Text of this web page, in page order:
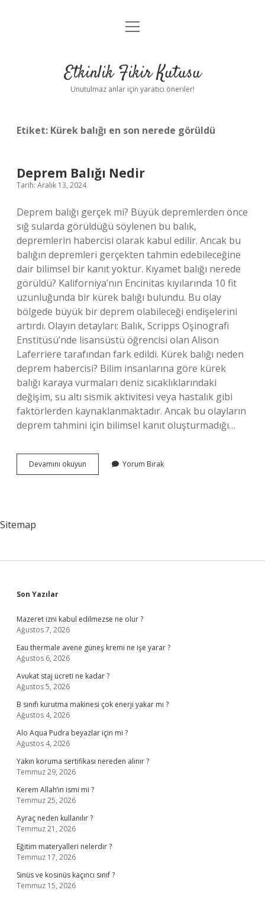
Anasayfa
Yasal Uyarı
menüyü
Etkinlik Fikir Kutusu
Unutulmaz anlar için yaratıcı öneriler!
Etiket: Kürek balığı en son nerede görüldü
Deprem Balığı Nedir
Tarih: Aralık 13, 2024
Deprem balığı gerçek mi? Büyük depremlerden önce
sığ sularda görüldüğü söylenen bu balık,
depremlerin habercisi olarak kabul edilir. Ancak bu
balığın depremleri gerçekten tahmin edebileceğine
dair bilimsel bir kanıt yoktur. Kıyamet balığı nerede
görüldü? Kaliforniya’nın Encinitas kıyılarında 10 fit
uzunluğunda bir kürek balığı bulundu. Bu olay
bölgede büyük bir deprem olabileceği endişelerini
artırdı. Olayın detayları: Balık, Scripps Oşinografi
Enstitüsü’nde lisansüstü öğrencisi olan Alison
Laferriere tarafından fark edildi. Kürek balığı neden
deprem habercisi? Bilim insanlarına göre kürek
balığı karaya vurmaları deniz sıcaklıklarındaki
değişim, su altı sismik aktivitesi veya hastalık gibi
faktörlerden kaynaklanmaktadır. Ancak bu olayların
deprem tahmini için bilimsel kanıt oluşturmadığı…
Devamını okuyun Deprem
Balığı
Yorum Bırak
Sitemap
Sidebar
Son Yazılar
Mazeret izni kabul edilmezse ne olur ?
Ağustos 7, 2026
Eau thermale avene güneş kremi ne işe yarar ?
Ağustos 6, 2026
Avukat staj ücreti ne kadar ?
Ağustos 5, 2026
B sınıfı kurutma makinesi çok enerji yakar mı ?
Ağustos 4, 2026
Alo Aqua Pudra beyazlar için mi ?
Ağustos 4, 2026
Yakın koruma sertifikası nereden alınır ?
Temmuz 29, 2026
Kerem Allah’ın ismi mi ?
Temmuz 25, 2026
Ayraç neden kullanılır ?
Temmuz 21, 2026
Eğitim materyalleri nelerdir ?
Temmuz 17, 2026
Sinüs ve kosinüs kaçıncı sınıf ?
Temmuz 15, 2026